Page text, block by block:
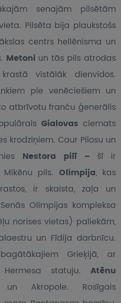
senajām pilsētām
Pilsēta bija plaukstošs
centrs hellēnisma un
Metoni un tās pils atrodas
vistālāk dienvidos.
pie venēciešiem un
atbrīvotu franču ģenerālis
Gialovas ciemats
krodziņiem. Caur Pilosu un
Nestora pilī – šī ir
pils. Olimpija, kas
ir skaista, zaļa un
Olimpijas kompleksa
norises vietas) paliekām,
un Fīdija darbnīcu.
Grieķijā, ar
statuju. Atēnu
un Akropole. Rosīgais